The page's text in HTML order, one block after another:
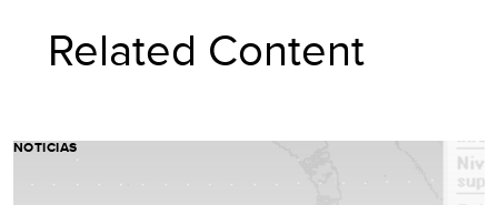
Related Content
NOTICIAS